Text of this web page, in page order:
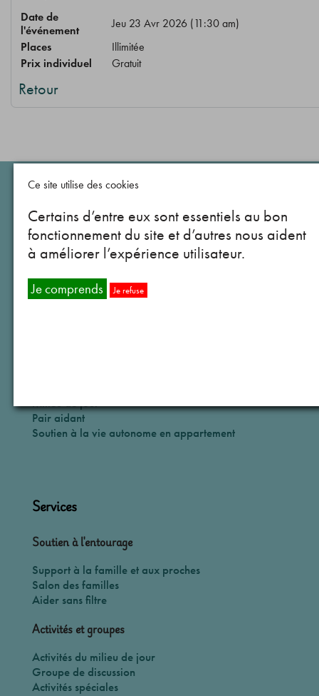
Date de
l'événement
Jeu 23 Avr 2026 (11:30 am)
Places
Illimitée
Prix individuel
Gratuit
Retour
Services
Intégration au travail
Milieu de jour
Pair aidant
Soutien à la vie autonome en appartement
Services
Soutien à l'entourage
Support à la famille et aux proches
Salon des familles
Aider sans filtre
Activités et groupes
Activités du milieu de jour
Groupe de discussion
Activités spéciales
Ce site utilise des cookies
Certains d’entre eux sont essentiels au bon
fonctionnement du site et d’autres nous aident
à améliorer l’expérience utilisateur.
Je comprends Je refuse